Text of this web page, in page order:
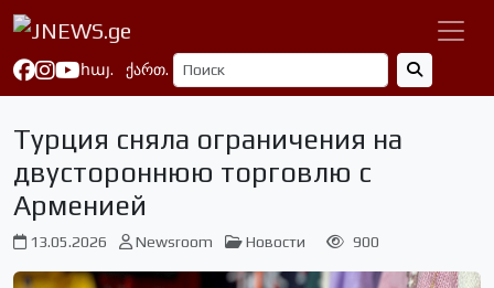
հայ. ქართ.
Турция сняла ограничения на
двустороннюю торговлю с
Арменией
13.05.2026 Newsroom Новости 900